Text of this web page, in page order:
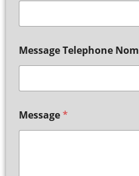
Message Telephone Nom
Message*